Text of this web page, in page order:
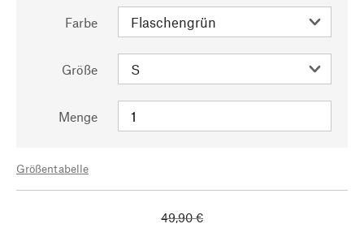
Farbe
Größe
Menge
Größentabelle
49,90 €